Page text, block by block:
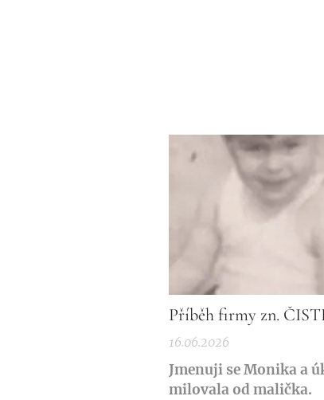
Příběh firmy zn.
16.06.2026
Jmenuji se Monika a
milovala od malička.